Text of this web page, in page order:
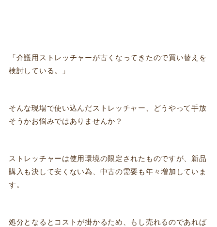
「介護用ストレッチャーが古くなってきたので買い替えを
検討している。」
そんな現場で使い込んだストレッチャー、どうやって手放
そうかお悩みではありませんか？
ストレッチャーは使用環境の限定されたものですが、新品
購入も決して安くない為、中古の需要も年々増加していま
す。
処分となるとコストが掛かるため、もし売れるのであれば